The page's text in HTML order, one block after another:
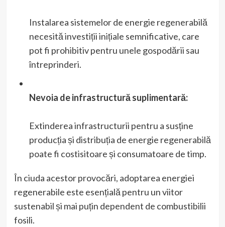
Instalarea sistemelor de energie regenerabilă
necesită investiții inițiale semnificative, care
pot fi prohibitiv pentru unele gospodării sau
întreprinderi.
Nevoia de infrastructură suplimentară:
Extinderea infrastructurii pentru a susține
producția și distribuția de energie regenerabilă
poate fi costisitoare și consumatoare de timp.
În ciuda acestor provocări, adoptarea energiei
regenerabile este esențială pentru un viitor
sustenabil și mai puțin dependent de combustibilii
fosili.